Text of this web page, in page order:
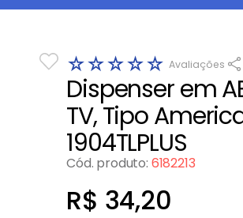
☆☆☆☆☆
Dispenser em
TV, Tipo
1904TLPLUS
Cód. produto: 6182213
R$ 34,20